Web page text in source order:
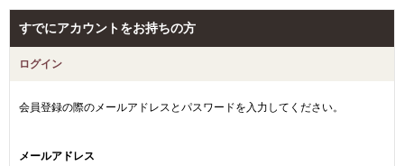
すでにアカウントをお持ちの方
ログイン
会員登録の際のメールアドレスとパスワードを入力してください。
メールアドレス